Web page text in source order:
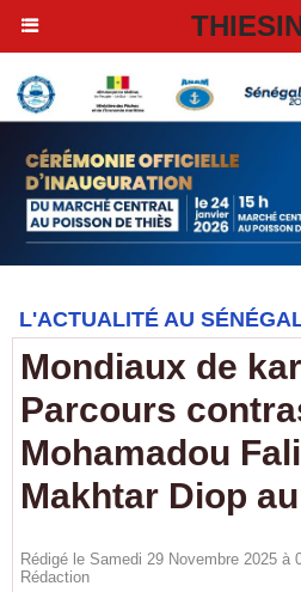
L'ACTUALITÉ AU
Mondiaux de
Parcours
Mohamadou
Makhtar Diop
Rédigé le Samedi 29 Novembre 2025 à
Rédaction